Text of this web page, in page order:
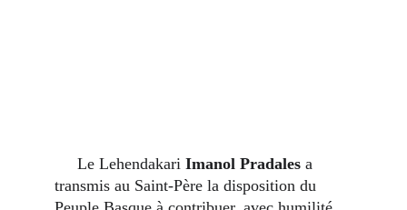
    Le Lehendakari
Imanol Pradales a
transmis au Saint-Père la disposition du